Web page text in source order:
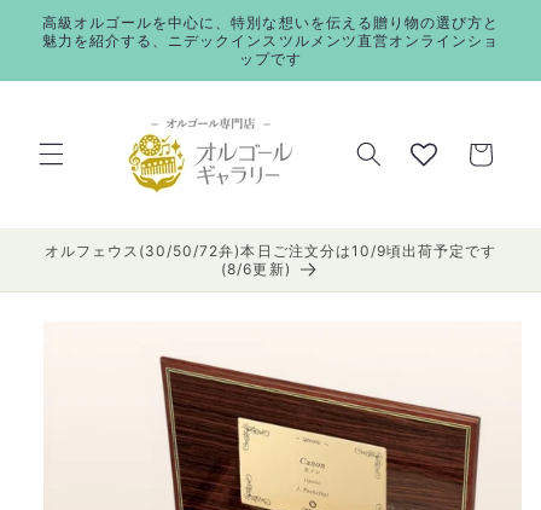
ンツに
進む
高級オルゴールを中心に、特別な想いを伝える贈り物の選び方と
魅力を紹介する、ニデックインスツルメンツ直営オンラインショ
ップです
ー
オルフェウス(30/50/72弁)本日ご注文分は10/9頃出荷予定です
(8/6更新)